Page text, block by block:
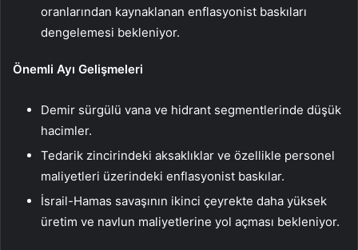
oranlarından kaynaklanan enflasyonist baskıları
dengelemesi bekleniyor.
Önemli Ayı Gelişmeleri
Demir sürgülü vana ve hidrant segmentlerinde düşük
hacimler.
Tedarik zincirindeki aksaklıklar ve özellikle personel
maliyetleri üzerindeki enflasyonist baskılar.
İsrail-Hamas savaşının ikinci çeyrekte daha yüksek
üretim ve navlun maliyetlerine yol açması bekleniyor.